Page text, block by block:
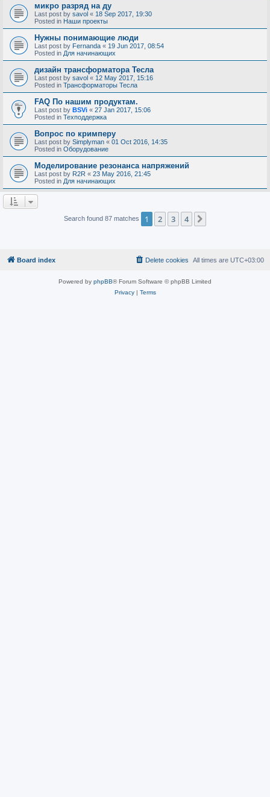
микро разряд на ду
Last post by savol « 18 Sep 2017, 19:30
Posted in Наши проекты
Нужны понимающие люди
Last post by Fernanda « 19 Jun 2017, 08:54
Posted in Для начинающих
дизайн трансформатора Тесла
Last post by savol « 12 May 2017, 15:16
Posted in Трансформаторы Тесла
FAQ По нашим продуктам.
Last post by BSVi « 27 Jan 2017, 15:06
Posted in Техподдержка
Вопрос по кримперу
Last post by Simplyman « 01 Oct 2016, 14:35
Posted in Оборудование
Моделирование резонанса напряжений
Last post by R2R « 23 May 2016, 21:45
Posted in Для начинающих
Search found 87 matches 1 2 3 4
Board index All times are UTC+03:00
Delete cookies
Powered by phpBB® Forum Software © phpBB Limited
Privacy| Terms